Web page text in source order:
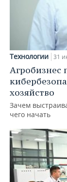
Технологии 31
Агробизнес
хозяйство
Зачем
чего начать